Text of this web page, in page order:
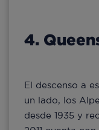
4.
El descenso a
un lado, los
desde 1935 y